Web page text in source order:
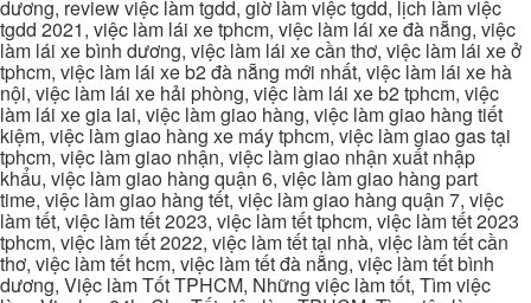
dương, review việc làm tgdd, giờ làm việc tgdd, lịch làm việc
tgdd 2021, việc làm lái xe tphcm, việc làm lái xe đà nẵng, việc
làm lái xe bình dương, việc làm lái xe cần thơ, việc làm lái xe ở
tphcm, việc làm lái xe b2 đà nẵng mới nhất, việc làm lái xe hà
nội, việc làm lái xe hải phòng, việc làm lái xe b2 tphcm, việc
làm lái xe gia lai, việc làm giao hàng, việc làm giao hàng tiết
kiệm, việc làm giao hàng xe máy tphcm, việc làm giao gas tại
tphcm, việc làm giao nhận, việc làm giao nhận xuất nhập
khẩu, việc làm giao hàng quận 6, việc làm giao hàng part
time, việc làm giao hàng tết, việc làm giao hàng quận 7, việc
làm tết, việc làm tết 2023, việc làm tết tphcm, việc làm tết 2023
tphcm, việc làm tết 2022, việc làm tết tại nhà, việc làm tết cần
thơ, việc làm tết hcm, việc làm tết đà nẵng, việc làm tết bình
dương, Việc làm Tốt TPHCM, Những việc làm tốt, Tìm việc